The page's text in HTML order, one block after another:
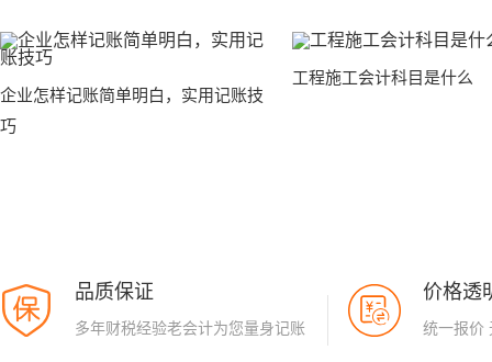
企业怎样记账简单明白，实用记账技
巧
工程施工会计科目是什么
品质保证
多年财税经验老会计为您量身记账
价格透
统一报价